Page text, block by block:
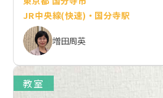
JR中央線(快速)・国分寺駅
増田周英
教室